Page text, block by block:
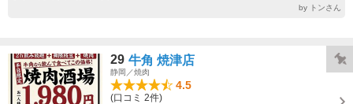
by トンさん
29 牛角 焼津店
静岡／焼肉
4.5
(口コミ 2件)